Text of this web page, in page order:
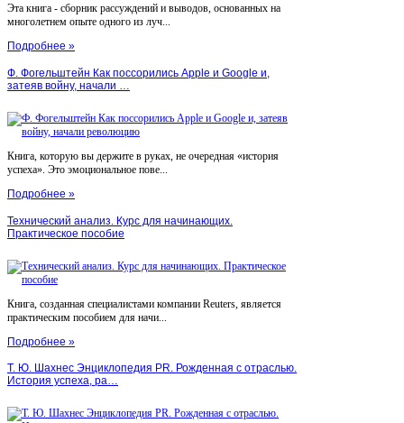
Эта книга - сборник рассуждений и выводов, основанных на
многолетнем опыте одного из луч...
Подробнее »
Ф. Фогельштейн Как поссорились Apple и Google и,
затеяв войну, начали …
Книга, которую вы держите в руках, не очередная «история
успеха». Это эмоциональное пове...
Подробнее »
Технический анализ. Курс для начинающих.
Практическое пособие
Книга, созданная специалистами компании Reuters, является
практическим пособием для начи...
Подробнее »
Т. Ю. Шахнес Энциклопедия PR. Рожденная с отраслью.
История успеха, ра…